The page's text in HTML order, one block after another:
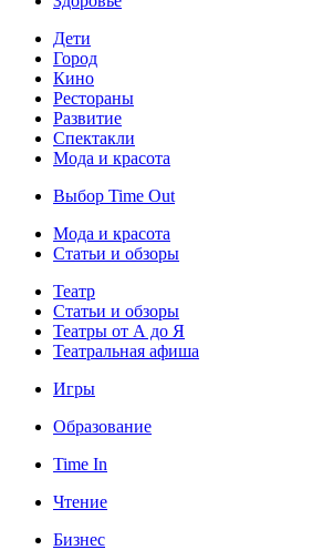
Дети
Город
Кино
Рестораны
Развитие
Спектакли
Мода и красота
Выбор Time Out
Мода и красота
Статьи и обзоры
Театр
Статьи и обзоры
Театры от А до Я
Театральная афиша
Игры
Образование
Time In
Чтение
Бизнес